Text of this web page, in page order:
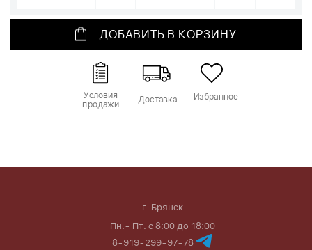
ДОБАВИТЬ В КОРЗИНУ
Условия
продажи Доставка Избранное
г. Брянск
Пн.- Пт. с 8:00 до 18:00
8-919-299-97-78